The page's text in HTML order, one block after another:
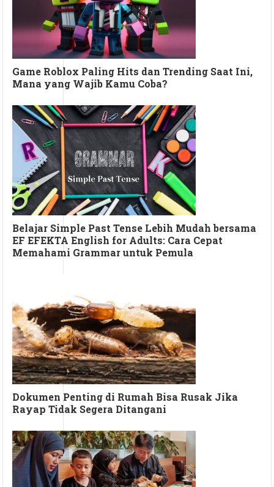
Game Roblox Paling Hits dan Trending Saat Ini,
Mana yang Wajib Kamu Coba?
Belajar Simple Past Tense Lebih Mudah bersama
EF EFEKTA English for Adults: Cara Cepat
Memahami Grammar untuk Pemula
Dokumen Penting di Rumah Bisa Rusak Jika
Rayap Tidak Segera Ditangani